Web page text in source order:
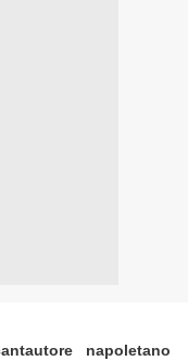
napoletano